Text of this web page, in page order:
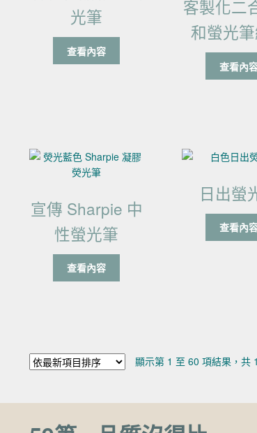
光筆
查看內容
客製化二
和螢光
查看內
宣傳 Sharpie 中
性螢光筆
查看內容
日出螢
查看內
顯示第 1 至 60 項結果，共